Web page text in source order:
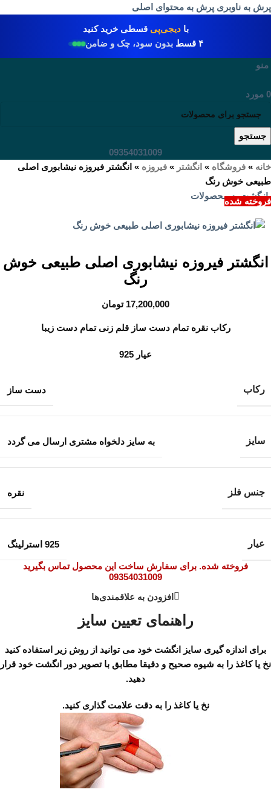
پرش به ناوبری پرش به محتوای اصلی
بادیجی‌پی قسطی خرید کنید
۴ قسط
بدون سود، چک و ضامن
منو
0 مورد
جستجو
09354031009
خانه » فروشگاه » انگشتر » فیروزه » انگشتر فیروزه نیشابوری اصلی
طبیعی خوش رنگ
بازگشت به محصولات
فروخته شده
انگشتر فیروزه نیشابوری اصلی طبیعی خوش
رنگ
17,200,000 تومان
رکاب نقره تمام دست ساز قلم زنی تمام دست زیبا
عیار 925
رکاب دست ساز
سایز به سایز دلخواه مشتری ارسال می گردد
جنس فلز نقره
عیار 925 استرلینگ
فروخته شده. برای سفارش ساخت این محصول تماس بگیرید
09354031009
افزودن به علاقمندی‌ها
راهنمای تعیین سایز
برای اندازه گیری سایز انگشت خود می توانید از روش زیر استفاده کنید
نخ یا کاغذ را به شیوه صحیح و دقیقا مطابق با تصویر دور انگشت خود قرار
دهید.
نخ یا کاغذ را به دقت علامت گذاری کنید.